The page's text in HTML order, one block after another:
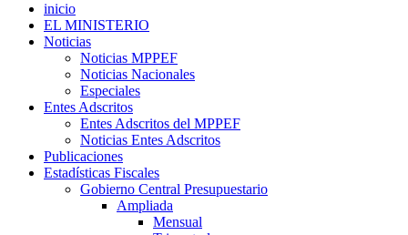
inicio
EL MINISTERIO
Noticias
Noticias MPPEF
Noticias Nacionales
Especiales
Entes Adscritos
Entes Adscritos del MPPEF
Noticias Entes Adscritos
Publicaciones
Estadísticas Fiscales
Gobierno Central Presupuestario
Ampliada
Mensual